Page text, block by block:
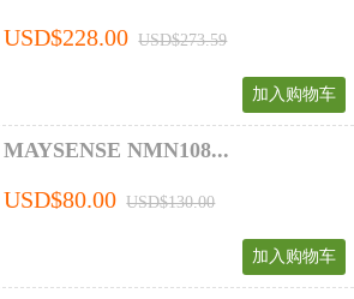
USD$228.00 USD$273.59
加入购物车
MAYSENSE NMN108...
USD$80.00 USD$130.00
加入购物车